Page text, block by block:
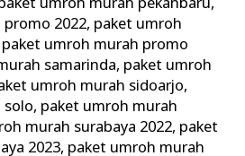
2022, paket umroh
paket umroh murah promo
samarinda, paket umroh
umroh murah sidoarjo,
solo, paket umroh murah
murah surabaya 2022, paket
2023, paket umroh murah